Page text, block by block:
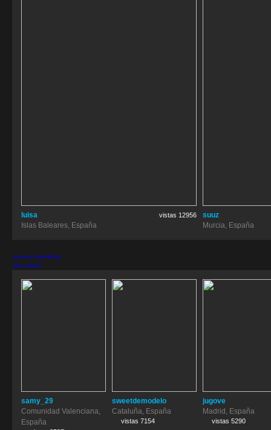
luisa vistas 12956
Islas Baleares, España
suuz
Murcia, España
nuevos miembros
más vistos
samy_29
Comunidad Valenciana,
España
sweetdemodelo
Cataluña, España
vistas 7154
jugove
Madrid, España
vistas 5290